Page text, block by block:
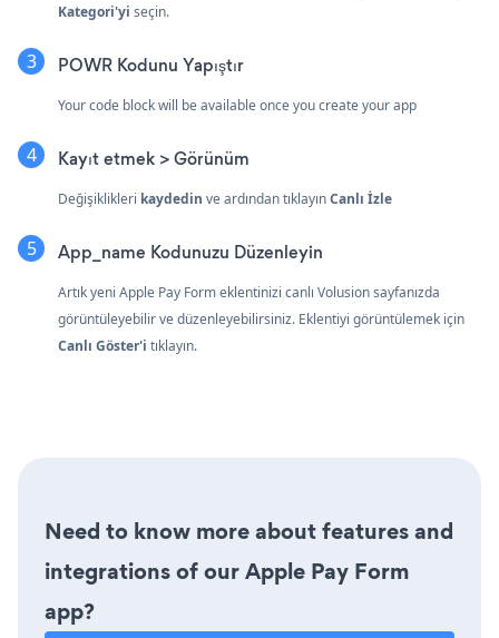
Kategori'yi seçin.
POWR Kodunu Yapıştır
Your code block will be available once you create your app
Kayıt etmek > Görünüm
Değişiklikleri kaydedin ve ardından tıklayınCanlı İzle
App_name Kodunuzu Düzenleyin
Artık yeni Apple Pay Form eklentinizi canlı Volusion sayfanızda
görüntüleyebilir ve düzenleyebilirsiniz. Eklentiyi görüntülemek için
Canlı Göster'i tıklayın.
Need to know more about features and
integrations of our Apple Pay Form
app?